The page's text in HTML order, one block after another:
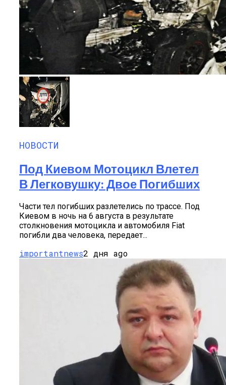
НОВОСТИ
Под Киевом Мотоцикл Влетел
В Легковушку: Двое Погибших
Части тел погибших разлетелись по трассе. Под
Киевом в ночь на 6 августа в результате
столкновения мотоцикла и автомобиля Fiat
погибли два человека, передает...
importantnews2 дня ago